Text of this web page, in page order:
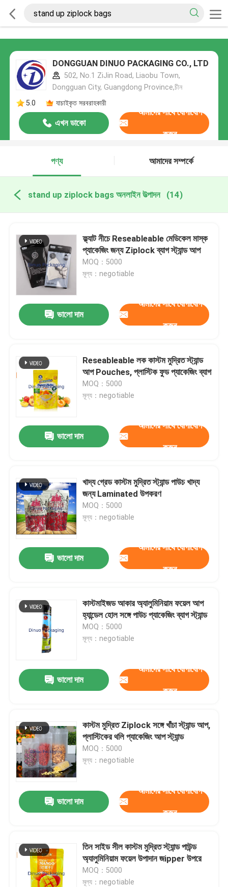
DONGGUAN DINUO PACKAGING CO., LTD
502, No.1 ZiJin Road, Liaobu Town,
Dongguan City, Guangdong Province,চীন
5.0
যাচাইকৃত সরবরাহকারী
এখন ডাকো
আমাদের সাথে যোগাযোগ
করুন
পণ্য আমাদের সম্পর্কে
stand up ziplock bags অনলাইন উত্পাদন (14)
ফ্ল্যাট নীচে Reseableable মেডিকেল মাস্ক
প্যাকেজিং জন্য Ziplock ব্যাগ স্ট্যান্ড আপ
MOQ：5000
মূল্য：negotiable
ভালো দাম
আমাদের সাথে যোগাযোগ
করুন
Reseableable লক কাস্টম মুদ্রিত স্ট্যান্ড
আপ Pouches, প্লাস্টিক ফুড প্যাকেজিং ব্যাগ
MOQ：5000
মূল্য：negotiable
ভালো দাম
আমাদের সাথে যোগাযোগ
করুন
খাদ্য গ্রেড কাস্টম মুদ্রিত স্ট্যান্ড পাউচ খাদ্য
জন্য Laminated উপকরণ
MOQ：5000
মূল্য：negotiable
ভালো দাম
আমাদের সাথে যোগাযোগ
করুন
কাস্টমাইজড আকার অ্যালুমিনিয়াম ফয়েল আপ
হ্যান্ডেল হোল সঙ্গে পাউচ প্যাকেজিং ব্যাগ স্ট্যান্ড
MOQ：5000
মূল্য：negotiable
ভালো দাম
আমাদের সাথে যোগাযোগ
করুন
কাস্টম মুদ্রিত Ziplock সঙ্গে খাঁচা স্ট্যান্ড আপ,
প্লাস্টিকের থলি প্যাকেজিং আপ স্ট্যান্ড
MOQ：5000
মূল্য：negotiable
ভালো দাম
আমাদের সাথে যোগাযোগ
করুন
তিন সাইড সীল কাস্টম মুদ্রিত স্ট্যান্ড পাউন্ড
অ্যালুমিনিয়াম ফয়েল উপাদান জipper উপরে
MOQ：5000
মূল্য：negotiable